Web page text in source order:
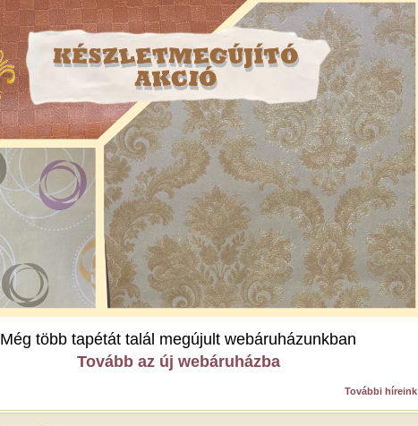
Még több tapétát talál megújult webáruházunkban
Tovább az új webáruházba
További híreink